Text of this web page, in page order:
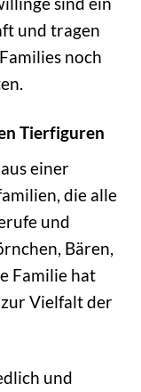
und tragen
noch
Tierfiguren
einer
die alle
und
Bären,
Familie hat
Vielfalt der
und